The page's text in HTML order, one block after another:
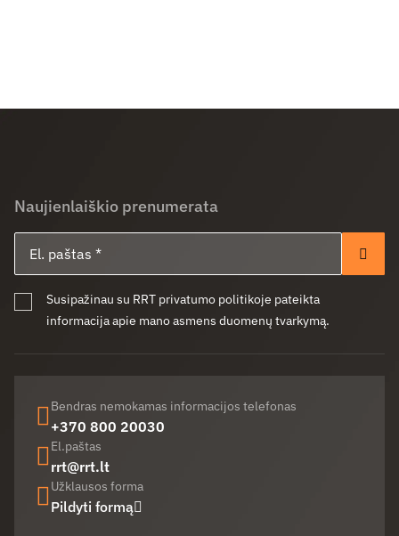
Naujienlaiškio prenumerata
Susipažinau su RRT privatumo politikoje pateikta
informacija apie mano asmens duomenų tvarkymą.
Bendras nemokamas informacijos telefonas
+370 800 20030
El.paštas
rrt@rrt.lt
Užklausos forma
Pildyti formą